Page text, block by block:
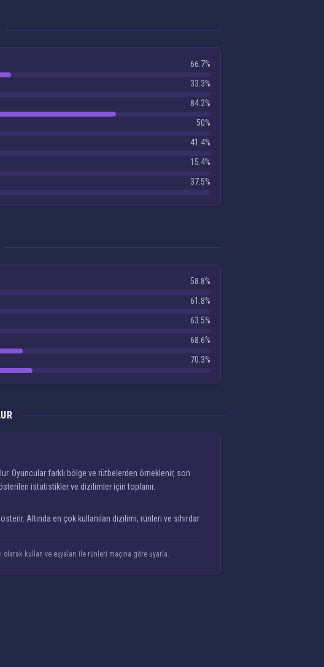
66.7%
33.3%
84.2%
50%
41.4%
15.4%
37.5%
58.8%
61.8%
63.5%
68.6%
70.3%
Oyuncular farklı bölge ve rütbelerden örneklenir, son
istatistikler ve dizilimler için toplanır.
Altında en çok kullanılan dizilimi, rünleri ve sihirdar
kullan ve eşyaları ile rünleri maçına göre uyarla.